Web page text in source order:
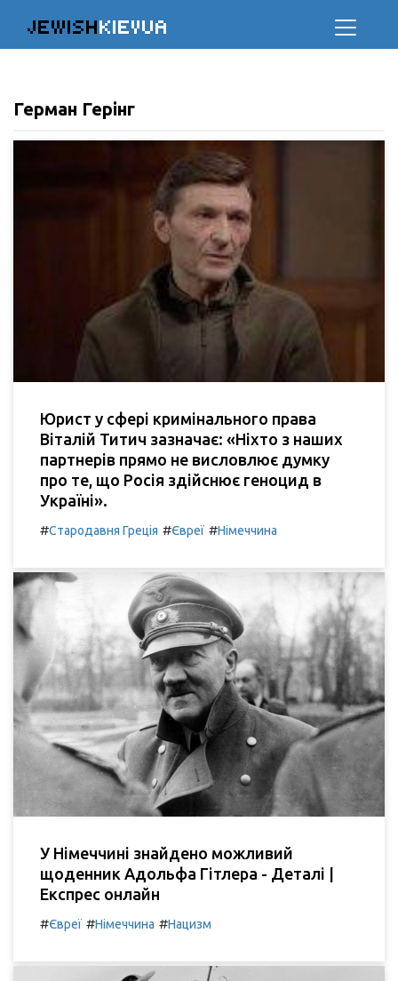
JEWISHKIEVUA
Герман Герінг
Юрист у сфері кримінального права
Віталій Титич зазначає: «Ніхто з наших
партнерів прямо не висловлює думку
про те, що Росія здійснює геноцид в
Україні».
#Стародавня Греція #Євреї #Німеччина
У Німеччині знайдено можливий
щоденник Адольфа Гітлера - Деталі |
Експрес онлайн
#Євреї #Німеччина #Нацизм